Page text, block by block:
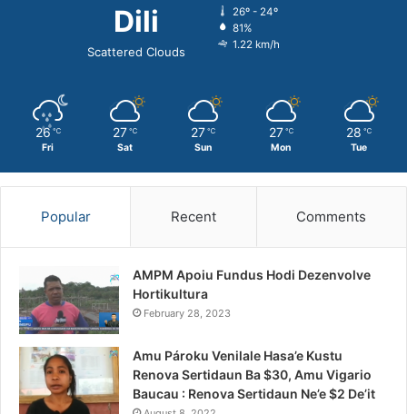
Dili
Scattered Clouds
26º - 24º
81%
1.22 km/h
26 ℃
Fri
27 ℃
Sat
27 ℃
Sun
27 ℃
Mon
28 ℃
Tue
Popular Recent Comments
AMPM Apoiu Fundus Hodi Dezenvolve
Hortikultura
February 28, 2023
Amu Pároku Venilale Hasa’e Kustu
Renova Sertidaun Ba $30, Amu Vigario
Baucau : Renova Sertidaun Ne’e $2 De’it